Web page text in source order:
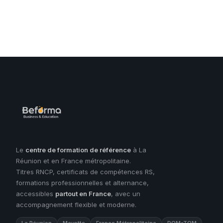
Le centre de formation de référence à La
Réunion et en France métropolitaine.
Titres RNCP, certificats de compétences RS,
formations professionnelles et alternance,
accessibles partout en France, avec un
accompagnement flexible et moderne.